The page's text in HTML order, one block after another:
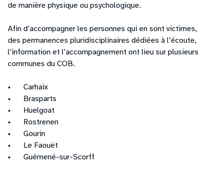
de manière physique ou psychologique.
Afin d’accompagner les personnes qui en sont victimes,
des permanences pluridisciplinaires dédiées à l’écoute,
l’information et l’accompagnement ont lieu sur plusieurs
communes du COB.
Carhaix
Brasparts
Huelgoat
Rostrenen
Gourin
Le Faouët
Guémené-sur-Scorff